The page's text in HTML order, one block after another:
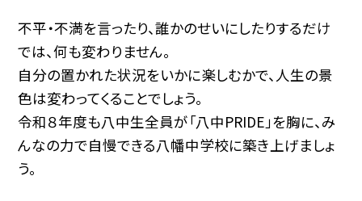
不平・不満を言ったり、誰かのせいにしたりするだけ
では、何も変わりません。
自分の置かれた状況をいかに楽しむかで、人生の景
色は変わってくることでしょう。
令和８年度も八中生全員が「八中PRIDE」を胸に、み
んなの力で自慢できる八幡中学校に築き上げましょ
う。